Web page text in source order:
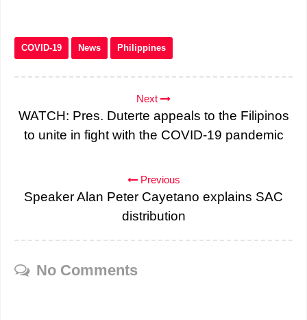
COVID-19 News Philippines
Next
WATCH: Pres. Duterte appeals to the Filipinos
to unite in fight with the COVID-19 pandemic
Previous
Speaker Alan Peter Cayetano explains SAC
distribution
No Comments